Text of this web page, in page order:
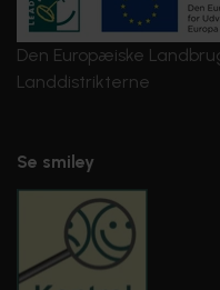
Den Europæiske
Landdistrikterne
Se smiley